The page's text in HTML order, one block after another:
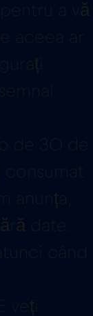
a vă
aceea ar
de 30 de
anunța,
date.
când
veți